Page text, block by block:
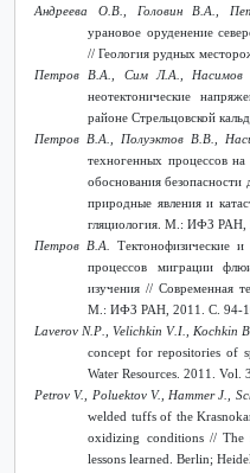
Андреева О.В., Головин В.А.,
урановое оруденение
// Геология рудных
Петров В.А., Сим Л.А.,
неотектонические
районеCтрельцовской
Петров В.А., Полуэктов В.В.,
техногенных процессов
обоснования
природные явления и
гляциология. М.: ИФЗ РАН,
Петров В.А. Тектонофизические и
процессов миграции
изучения // Современная
М.: ИФЗ РАН, 2011. С. 94-
Laverov N. P .,Velichkin V. I Kochkin B
concept for repositories of
Water Resources. 2011. Vol.
Petrov V., Poluektov V., Hammer J.,
welded tuffs of the
oxidizing conditions // The
lessons learned. Berlin;